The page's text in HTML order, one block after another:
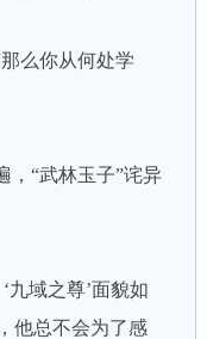
么你从何处学
“武林玉子”诧异
域之尊’面貌如
他总不会为了感